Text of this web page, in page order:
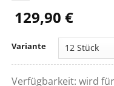
129,90 €
Variante
Verfügbarkeit: wird